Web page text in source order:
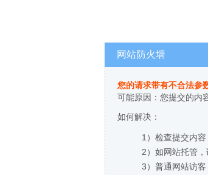
网站防火墙
您的请求带有不合法参
可能原因：您提交的内
如何解决：
1）检查提交内容
2）如网站托管，
3）普通网站访客